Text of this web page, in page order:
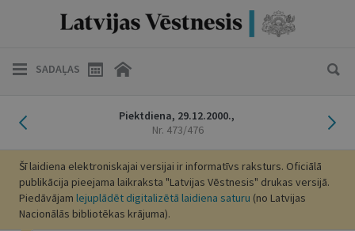
SADAĻAS
Iepriekšējais laidiensPiektdiena, 29.12.2000.,
Nr. 473/476
Šī laidiena elektroniskajai versijai ir informatīvs raksturs. Oficiālā
publikācija pieejama laikraksta "Latvijas Vēstnesis" drukas versijā.
Piedāvājam lejuplādēt digitalizētā laidiena saturu (no Latvijas
Nacionālās bibliotēkas krājuma).